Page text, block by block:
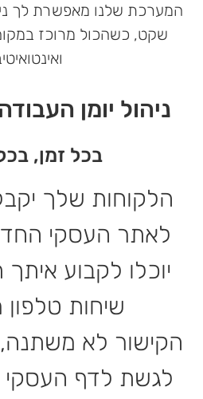
המערכת שלנו מאפשרת לך
שקט, כשהכול מרוכז
ניהול יומן
בכל זמן,
הלקוחות שלך
לאתר העסקי
יוכלו לקבוע איתך
שיחות טלפון
הקישור לא
לגשת לדף העסקי